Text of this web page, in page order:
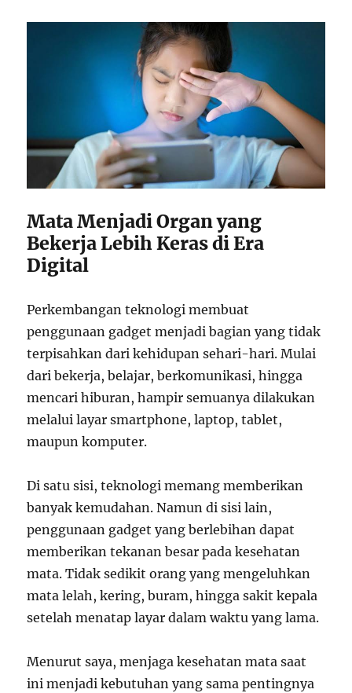
Mata Menjadi Organ yang
Bekerja Lebih Keras di Era
Digital
Perkembangan teknologi membuat
penggunaan gadget menjadi bagian yang tidak
terpisahkan dari kehidupan sehari-hari. Mulai
dari bekerja, belajar, berkomunikasi, hingga
mencari hiburan, hampir semuanya dilakukan
melalui layar smartphone, laptop, tablet,
maupun komputer.
Di satu sisi, teknologi memang memberikan
banyak kemudahan. Namun di sisi lain,
penggunaan gadget yang berlebihan dapat
memberikan tekanan besar pada kesehatan
mata. Tidak sedikit orang yang mengeluhkan
mata lelah, kering, buram, hingga sakit kepala
setelah menatap layar dalam waktu yang lama.
Menurut saya, menjaga kesehatan mata saat
ini menjadi kebutuhan yang sama pentingnya